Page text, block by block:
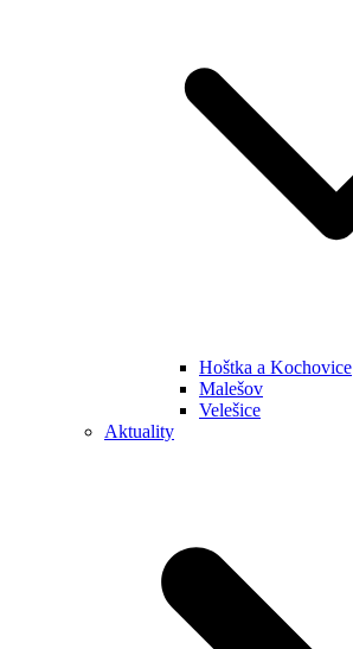
Hoštka a Kochovice
Malešov
Velešice
Aktuality